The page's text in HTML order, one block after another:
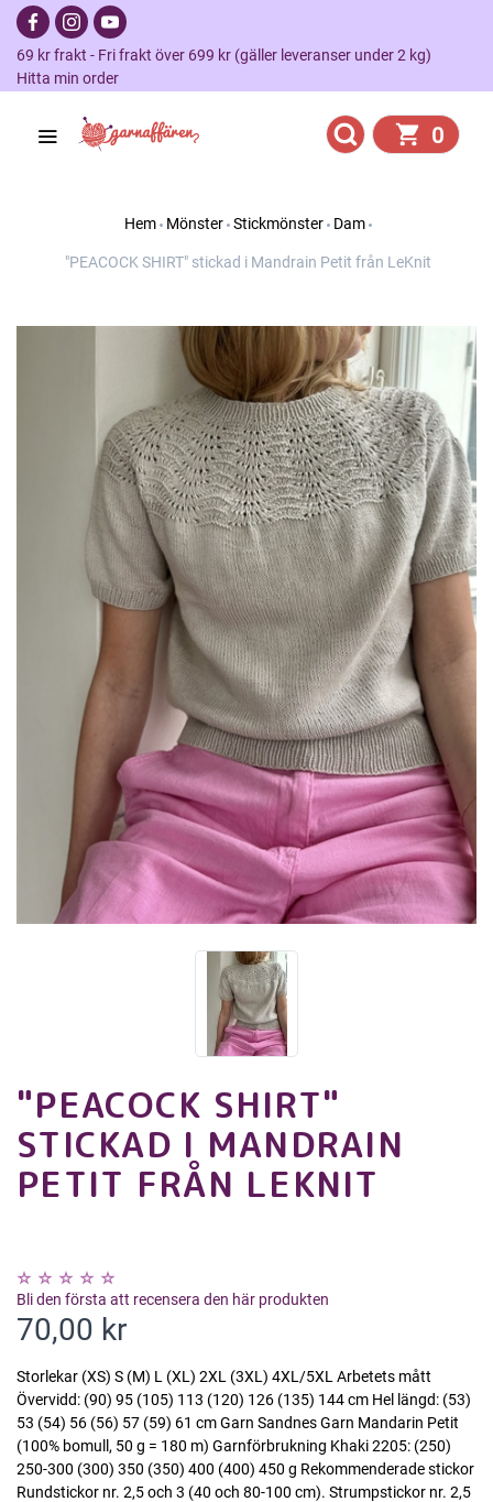
69 kr frakt - Fri frakt över 699 kr (gäller leveranser under 2 kg)
Hitta min order
0
Hem Mönster Stickmönster Dam
"PEACOCK SHIRT" stickad i Mandrain Petit från LeKnit
"PEACOCK SHIRT"
STICKAD I MANDRAIN
PETIT FRÅN LEKNIT
Bli den första att recensera den här produkten
70,00 kr
Storlekar (XS) S (M) L (XL) 2XL (3XL) 4XL/5XL Arbetets mått
Övervidd: (90) 95 (105) 113 (120) 126 (135) 144 cm Hel längd: (53)
53 (54) 56 (56) 57 (59) 61 cm Garn Sandnes Garn Mandarin Petit
(100% bomull, 50 g = 180 m) Garnförbrukning Khaki 2205: (250)
250-300 (300) 350 (350) 400 (400) 450 g Rekommenderade stickor
Rundstickor nr. 2,5 och 3 (40 och 80-100 cm). Strumpstickor nr. 2,5